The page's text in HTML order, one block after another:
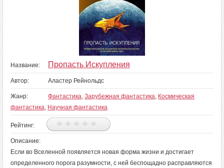
Название: Пропасть Искупления
Автор: Аластер Рейнольдс
Жанр: Фантастика, Зарубежная фантастика, Космическая
фантастика, Научная фантастика
Рейтинг:
Описание:
Если во Вселенной появляется новая форма жизни и достигает
определенного порога разумности, с ней беспощадно расправляются